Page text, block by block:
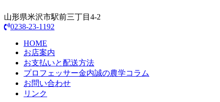
山形県米沢市駅前三丁目4-2
0238-23-1192
HOME
お店案内
お支払いと配送方法
プロフェッサー金内誠の農学コラム
お問い合わせ
リンク